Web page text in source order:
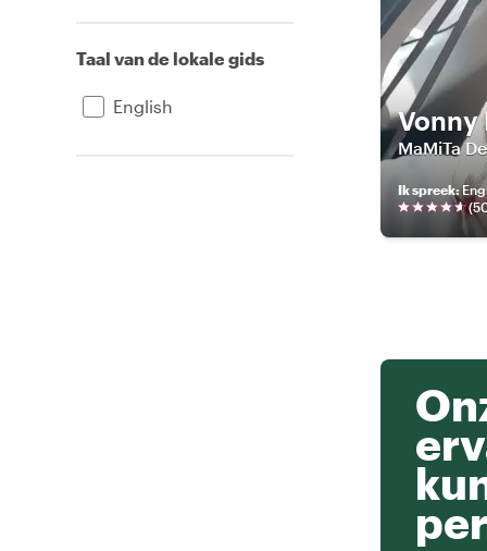
Taal van de lokale gids
English Vonny
MaMiTa
Ik spreek:
(